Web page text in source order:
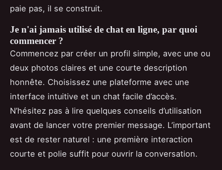
paie pas, il se construit.
Je n'ai jamais utilisé de chat en ligne, par quoi
commencer ?
Commencez par créer un profil simple, avec une ou
deux photos claires et une courte description
honnête. Choisissez une plateforme avec une
interface intuitive et un chat facile d’accès.
N’hésitez pas à lire quelques conseils d’utilisation
avant de lancer votre premier message. L’important
est de rester naturel : une première interaction
courte et polie suffit pour ouvrir la conversation.